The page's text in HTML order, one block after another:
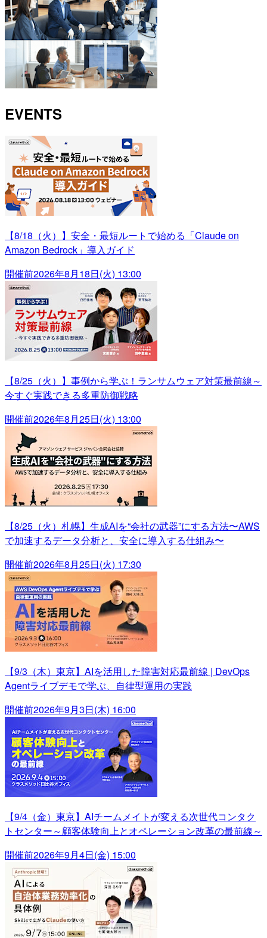
EVENTS
【8/18（火）】安全・最短ルートで始める「Claude on
Amazon Bedrock」導入ガイド
開催前2026年8月18日(火) 13:00
【8/25（火）】事例から学ぶ！ランサムウェア対策最前線～
今すぐ実践できる多重防御戦略
開催前2026年8月25日(火) 13:00
【8/25（火）札幌】生成AIを“会社の武器”にする方法〜AWS
で加速するデータ分析と、安全に導入する仕組み〜
開催前2026年8月25日(火) 17:30
【9/3（木）東京】AIを活用した障害対応最前線 | DevOps
Agentライブデモで学ぶ、自律型運用の実践
開催前2026年9月3日(木) 16:00
【9/4（金）東京】AIチームメイトが変える次世代コンタク
トセンター～顧客体験向上とオペレーション改革の最前線～
開催前2026年9月4日(金) 15:00